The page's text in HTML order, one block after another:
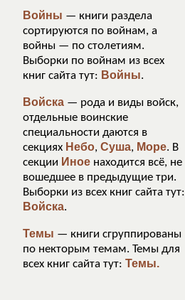
Войны — книги раздела
сортируются по войнам, а
войны — по столетиям.
Выборки по войнам из всех
книг сайта тут: Войны.
Войска — рода и виды войск,
отдельные воинские
специальности даются в
секциях Небо, Суша, Море. В
секции Иное находится всё, не
вошедшее в предыдущие три.
Выборки из всех книг сайта тут:
Войска.
Темы — книги сгруппированы
по некторым темам. Темы для
всех книг сайта тут: Темы.